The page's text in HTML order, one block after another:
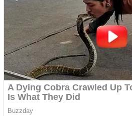
Curatare canapele
Bucuresti. Curatare
profesionala